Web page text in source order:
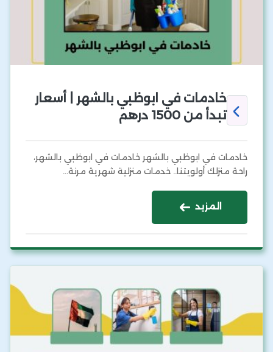
خادمات في ابوظبي بالشهر | أسعار
تبدأ من 1500 درهم
خادمات في ابوظبي بالشهر خادمات في ابوظبي بالشهر،
راحة منزلك أولويتنا.. خدمات منزلية شهرية مرنة…
المزيد